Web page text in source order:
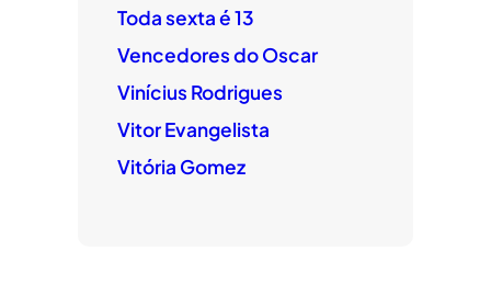
Toda sexta é 13
Vencedores do Oscar
Vinícius Rodrigues
Vitor Evangelista
Vitória Gomez